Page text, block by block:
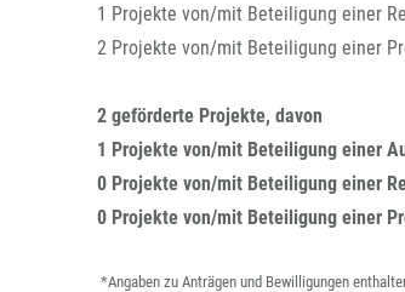
1 Projekte von/mit Beteiligung einer
2 Projekte von/mit Beteiligung einer
2 geförderte Projekte, davon
1 Projekte von/mit Beteiligung einer
0 Projekte von/mit Beteiligung einer
0 Projekte von/mit Beteiligung einer
*Angaben zu Anträgen und Bewilligungen